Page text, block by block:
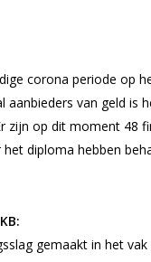
corona periode op
van geld is
zijn op dit moment 48
diploma hebben
gemaakt in het vak